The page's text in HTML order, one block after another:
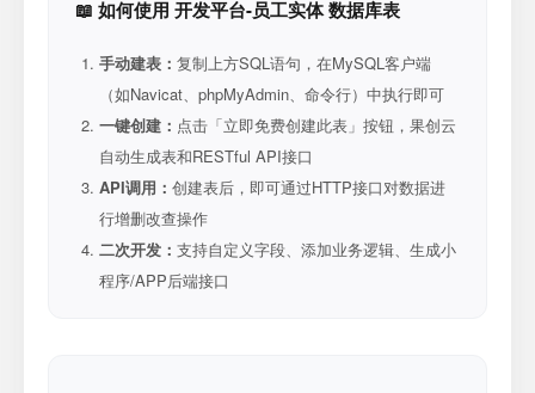
📖 如何使用 开发平台-员工实体 数据库表
手动建表： 复制上方SQL语句，在MySQL客户端
（如Navicat、phpMyAdmin、命令行）中执行即可
一键创建： 点击「立即免费创建此表」按钮，果创云
自动生成表和RESTful API接口
API调用： 创建表后，即可通过HTTP接口对数据进
行增删改查操作
二次开发： 支持自定义字段、添加业务逻辑、生成小
程序/APP后端接口